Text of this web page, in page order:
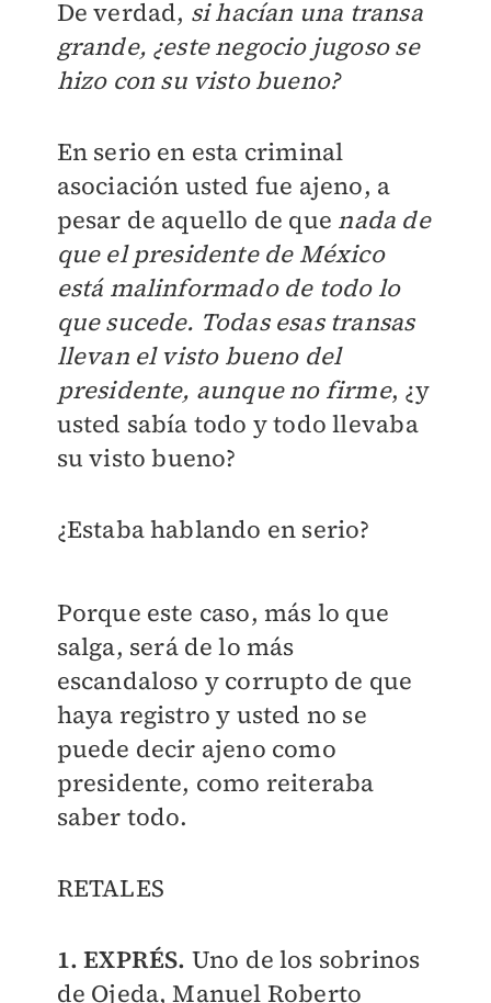
De verdad, si hacían una transa
grande, ¿este negocio jugoso se
hizo con su visto bueno?
En serio en esta criminal
asociación usted fue ajeno, a
pesar de aquello de que nada de
que el presidente de México
está malinformado de todo lo
que sucede. Todas esas transas
llevan el visto bueno del
presidente, aunque no firme, ¿y
usted sabía todo y todo llevaba
su visto bueno?
¿Estaba hablando en serio?
Porque este caso, más lo que
salga, será de lo más
escandaloso y corrupto de que
haya registro y usted no se
puede decir ajeno como
presidente, como reiteraba
saber todo.
RETALES
1. EXPRÉS. Uno de los sobrinos
de Ojeda, Manuel Roberto